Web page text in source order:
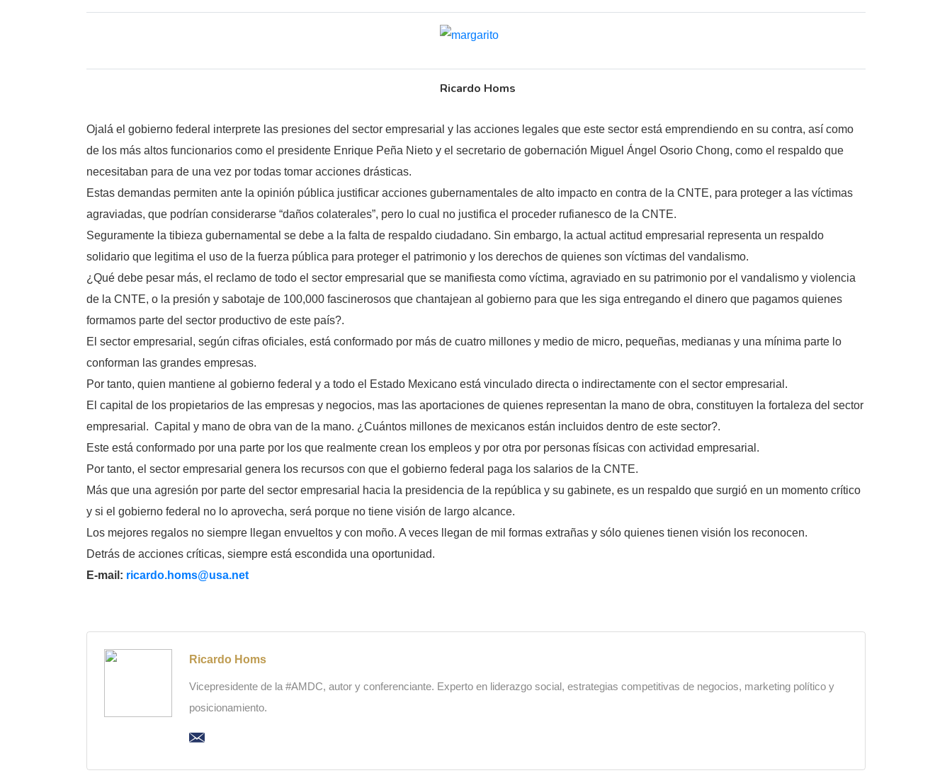
Ricardo Homs
Ojalá el gobierno federal interprete las presiones del sector empresarial y las acciones legales que este sector está emprendiendo en su contra, así como
de los más altos funcionarios como el presidente Enrique Peña Nieto y el secretario de gobernación Miguel Ángel Osorio Chong, como el respaldo que
necesitaban para de una vez por todas tomar acciones drásticas.
Estas demandas permiten ante la opinión pública justificar acciones gubernamentales de alto impacto en contra de la CNTE, para proteger a las víctimas
agraviadas, que podrían considerarse “daños colaterales”, pero lo cual no justifica el proceder rufianesco de la CNTE.
Seguramente la tibieza gubernamental se debe a la falta de respaldo ciudadano. Sin embargo, la actual actitud empresarial representa un respaldo
solidario que legitima el uso de la fuerza pública para proteger el patrimonio y los derechos de quienes son víctimas del vandalismo.
¿Qué debe pesar más, el reclamo de todo el sector empresarial que se manifiesta como víctima, agraviado en su patrimonio por el vandalismo y violencia
de la CNTE, o la presión y sabotaje de 100,000 fascinerosos que chantajean al gobierno para que les siga entregando el dinero que pagamos quienes
formamos parte del sector productivo de este país?.
El sector empresarial, según cifras oficiales, está conformado por más de cuatro millones y medio de micro, pequeñas, medianas y una mínima parte lo
conforman las grandes empresas.
Por tanto, quien mantiene al gobierno federal y a todo el Estado Mexicano está vinculado directa o indirectamente con el sector empresarial.
El capital de los propietarios de las empresas y negocios, mas las aportaciones de quienes representan la mano de obra, constituyen la fortaleza del sector
empresarial. Capital y mano de obra van de la mano. ¿Cuántos millones de mexicanos están incluidos dentro de este sector?.
Este está conformado por una parte por los que realmente crean los empleos y por otra por personas físicas con actividad empresarial.
Por tanto, el sector empresarial genera los recursos con que el gobierno federal paga los salarios de la CNTE.
Más que una agresión por parte del sector empresarial hacia la presidencia de la república y su gabinete, es un respaldo que surgió en un momento crítico
y si el gobierno federal no lo aprovecha, será porque no tiene visión de largo alcance.
Los mejores regalos no siempre llegan envueltos y con moño. A veces llegan de mil formas extrañas y sólo quienes tienen visión los reconocen.
Detrás de acciones críticas, siempre está escondida una oportunidad.
E-mail: ricardo.homs@usa.net
Ricardo Homs
Vicepresidente de la #AMDC, autor y conferenciante. Experto en liderazgo social, estrategias competitivas de negocios, marketing político y
posicionamiento.